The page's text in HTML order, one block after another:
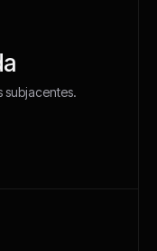
subjacentes.